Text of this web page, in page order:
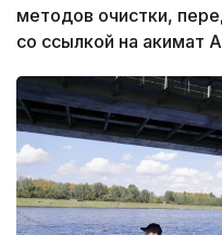
методов очистки,
со ссылкой на акимат